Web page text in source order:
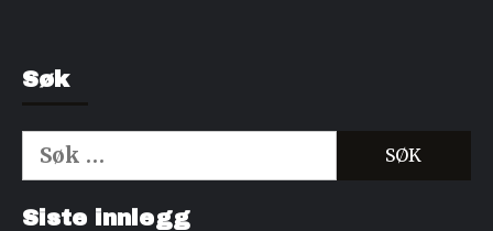
Søk
Søk
etter:
Siste innlegg